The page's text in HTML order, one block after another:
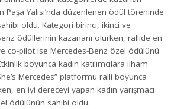
Paşa Yalısı’nda düzenlenen ödül töreninde
oldu. Kategori birinci, ikinci ve
ödüllerinin kazananı olurken, rallide en
co-pilot ise Mercedes-Benz özel ödülünü
boyunca kadın katılımcılara ilham
Mercedes” platformu ralli boyunca
en iyi dereceyi yapan kadın yarışmacı
ödülünün sahibi oldu.